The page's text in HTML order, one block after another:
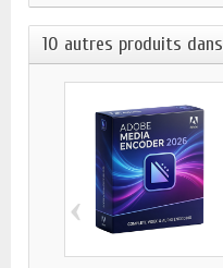
10 autres produits
‹